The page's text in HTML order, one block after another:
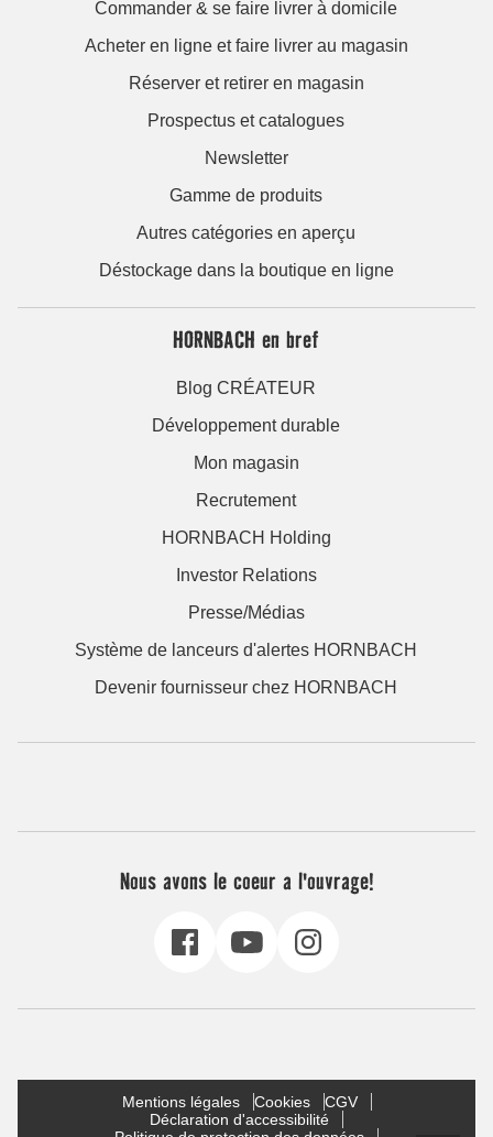
Commander & se faire livrer à domicile
Acheter en ligne et faire livrer au magasin
Réserver et retirer en magasin
Prospectus et catalogues
Newsletter
Gamme de produits
Autres catégories en aperçu
Déstockage dans la boutique en ligne
HORNBACH en bref
Blog CRÉATEUR
Développement durable
Mon magasin
Recrutement
HORNBACH Holding
Investor Relations
Presse/Médias
Système de lanceurs d'alertes HORNBACH
Devenir fournisseur chez HORNBACH
Nous avons le coeur a l'ouvrage!
Mentions légales Cookies
CGV
Déclaration d'accessibilité